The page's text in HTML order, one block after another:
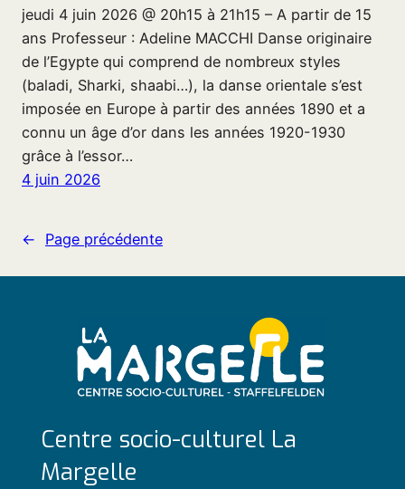
jeudi 4 juin 2026 @ 20h15 à 21h15 – A partir de 15
ans Professeur : Adeline MACCHI Danse originaire
de l’Egypte qui comprend de nombreux styles
(baladi, Sharki, shaabi…), la danse orientale s’est
imposée en Europe à partir des années 1890 et a
connu un âge d’or dans les années 1920-1930
grâce à l’essor…
4 juin 2026
← Page précédente
Centre socio-culturel La
Margelle